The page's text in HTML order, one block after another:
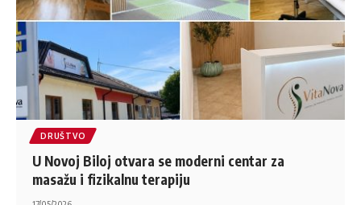
DRUŠTVO
U Novoj Biloj otvara se moderni centar za
masažu i fizikalnu terapiju